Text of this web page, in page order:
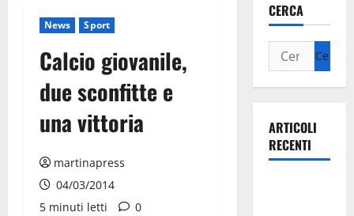
News Sport
Calcio giovanile,
due sconfitte e
una vittoria
martinapress
04/03/2014
5 minuti letti
0
CERCA
ARTICOLI
RECENTI